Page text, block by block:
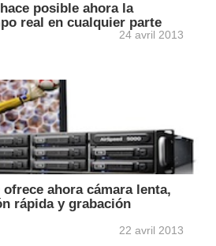
posible ahora la
real en cualquier parte
24 avril 2013
ofrece ahora cámara lenta,
rápida y grabación
22 avril 2013